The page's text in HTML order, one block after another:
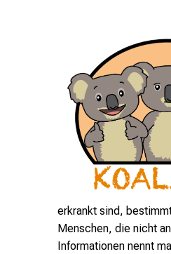
erkrankt sind,
Menschen, die nicht
Informationen nennt